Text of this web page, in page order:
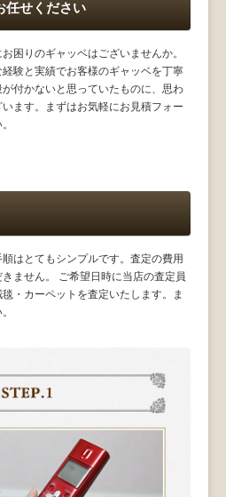
任せください
困りのギャッベはございませんか。
験と実績でお客様のギャッベを丁寧
付かないと思っていたものに、思わ
ます。まずはお気軽にお見積フォー
はとてもシンプルです。査定の費用
ません。 ご希望日時に当店の査定員
・カーペットを査定いたします。ま